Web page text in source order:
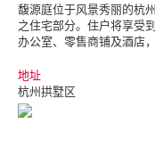
馥源庭位于风景秀丽的杭
之住宅部分。 住户将享受
办公室、零售商铺及酒店
地址
杭州拱墅区